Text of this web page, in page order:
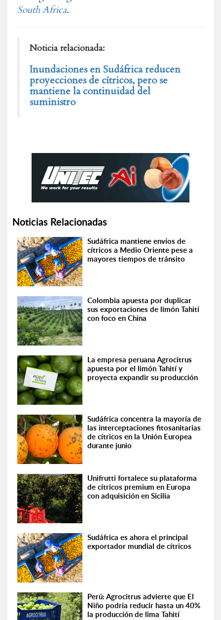
South Africa.
Noticia relacionada:
Inundaciones en Sudáfrica reducen
proyecciones de cítricos, pero se
mantiene la continuidad del
suministro
Noticias Relacionadas
Sudáfrica mantiene envíos de
cítricos a Medio Oriente pese a
mayores tiempos de tránsito
Colombia apuesta por duplicar
sus exportaciones de limón Tahití
con foco en China
La empresa peruana Agrocitrus
apuesta por el limón Tahití y
proyecta expandir su producción
Sudáfrica concentra la mayoría de
las interceptaciones fitosanitarias
de cítricos en la Unión Europea
durante junio
Unifrutti fortalece su plataforma
de cítricos premium en Europa
con adquisición en Sicilia
Sudáfrica es ahora el principal
exportador mundial de cítricos
Perú: Agrocitrus advierte que El
Niño podría reducir hasta un 40%
la producción de lima Tahití